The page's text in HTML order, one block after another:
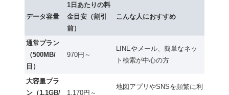
データ容量
1日あたりの料
金目安（割引
前）
こんな人におすすめ
通常プラン
（500MB/
日）
970円～
LINEやメール、簡単なネッ
ト検索が中心の方
大容量プラ
ン（1.1GB/
1,170円～
地図アプリやSNSを頻繁に利